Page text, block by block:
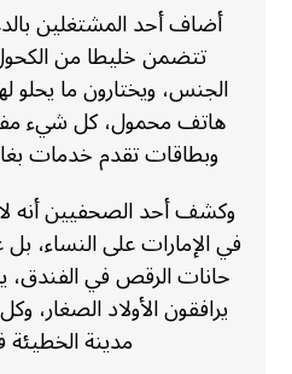
أضاف أحد المشتغلين
تتضمن خليطا من
الجنس، ويختارون ما يحلو
هاتف محمول، كل شيء
وبطاقات تقدم خدمات
وكشف أحد الصحفيين أنه
في الإمارات على النساء،
حانات الرقص في الفندق،
يرافقون الأولاد
مدينة الخطيئة